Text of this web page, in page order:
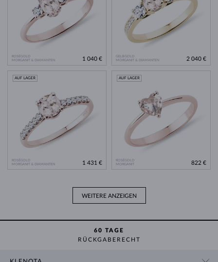
ROSÉGOLD
MORGANIT & DIAMANTEN
1 040 €
GELBGOLD
MORGANIT & DIAMANTEN
2 040 €
ROSÉGOLD
MORGANIT & DIAMANTEN
AUF LAGER
1 431 €
ROSÉGOLD
MORGANIT
AUF LAGER
822 €
WEITERE ANZEIGEN
60 TAGE
RÜCKGABERECHT